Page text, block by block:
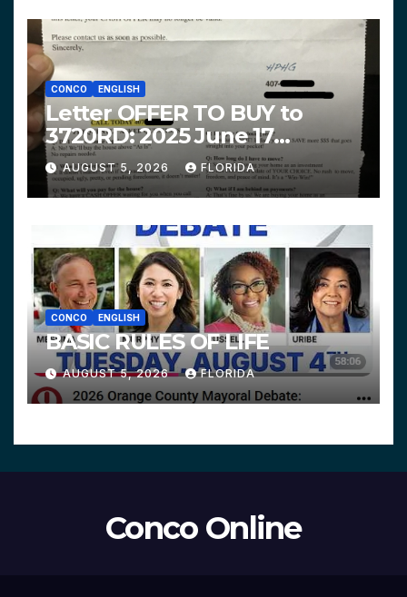
CONCO ENGLISH
Letter OFFER TO BUY to
3720RD: 2025 June 17
$312,200 HPHG
AUGUST 5, 2026 FLORIDA
CONCO ENGLISH
BASIC RULES OF LIFE
AUGUST 5, 2026 FLORIDA
Conco Online